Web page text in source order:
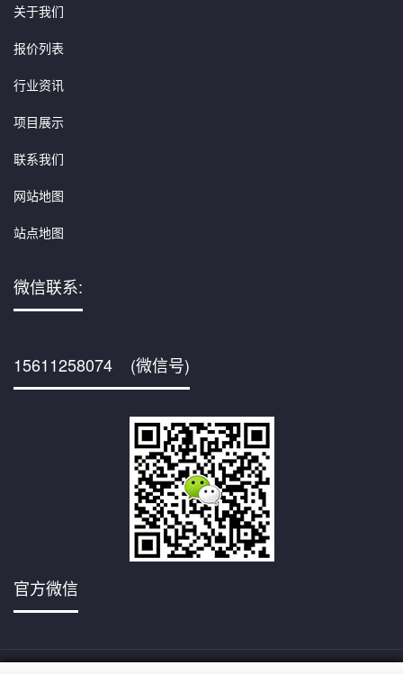
关于我们
报价列表
行业资讯
项目展示
联系我们
网站地图
站点地图
微信联系:
15611258074 (微信号)
官方微信
京ICP备